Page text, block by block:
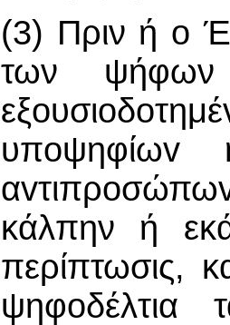
(3) Πριν ή o
των
υπoψηφίωv
κάλπην ή
περίπτωσις,
ψηφοδέλτια